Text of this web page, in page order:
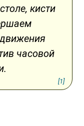
кисти
часовой
[1]